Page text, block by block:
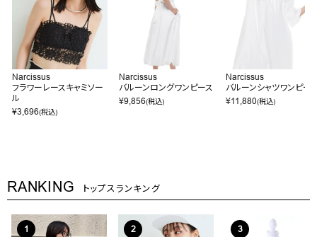
Narcissus
フラワーレースキャミソー
ル
¥3,696(税込)
Narcissus
バルーンロングワンピース
¥9,856(税込)
Narcissus
バルーンシャツワンピー
¥11,880(税込)
RANKING トップスランキング